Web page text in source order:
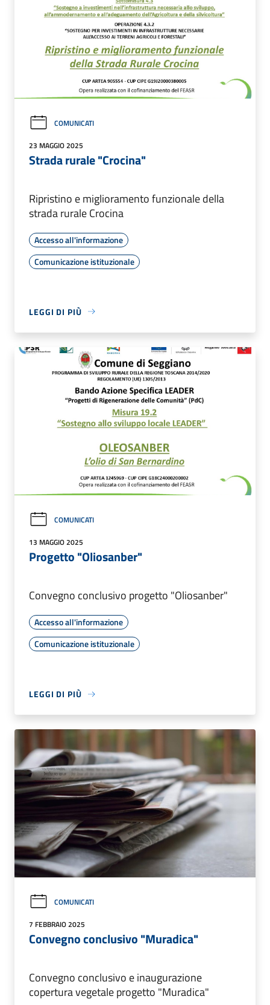
COMUNICATI
23 MAGGIO 2025
Strada rurale "Crocina"
Ripristino e miglioramento funzionale della
strada rurale Crocina
Accesso all'informazione
Comunicazione istituzionale
LEGGI DI PIÙ
COMUNICATI
13 MAGGIO 2025
Progetto "Oliosanber"
Convegno conclusivo progetto "Oliosanber"
Accesso all'informazione
Comunicazione istituzionale
LEGGI DI PIÙ
COMUNICATI
7 FEBBRAIO 2025
Convegno conclusivo "Muradica"
Convegno conclusivo e inaugurazione
copertura vegetale progetto "Muradica"